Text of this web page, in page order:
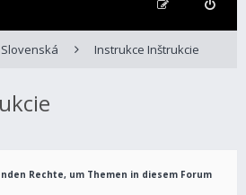
Instrukce Inštrukcie
Rechte, um Themen in diesem Forum